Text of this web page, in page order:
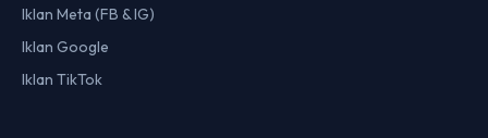
Iklan Meta (FB & IG)
Iklan Google
Iklan TikTok